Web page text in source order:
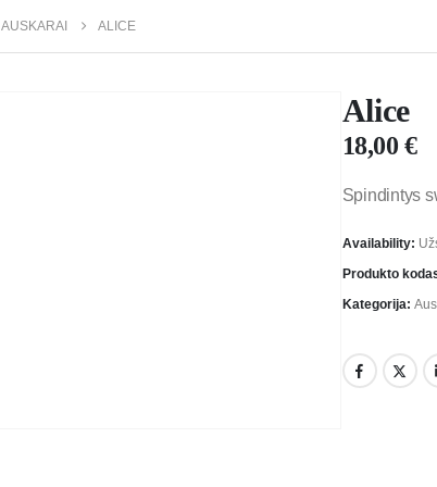
AUSKARAI ALICE
Alice
18,00 €
Spindintys
Availability:
Produkto
Kategorija: